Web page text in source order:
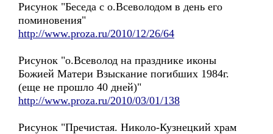
Рисунок "Беседа с о.Всеволодом в день его
поминовения"
http://www.proza.ru/2010/12/26/64
Рисунок "о.Всеволод на празднике иконы
Божией Матери Взыскание погибших 1984г.
(еще не прошло 40 дней)"
http://www.proza.ru/2010/03/01/138
Рисунок "Пречистая. Николо-Кузнецкий храм